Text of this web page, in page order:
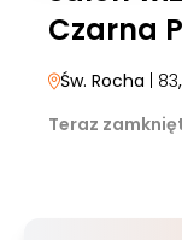
Czarna
Św. Rocha | 83
Teraz